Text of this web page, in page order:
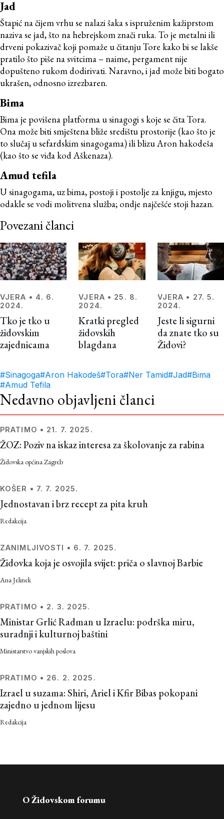
Jad
Štapić na čijem vrhu se nalazi šaka s ispruženim kažiprstom
naziva se jad, što na hebrejskom znači ruka. To je metalni ili
drveni pokazivač koji pomaže u čitanju Tore kako bi se lakše
pratilo što piše na svitcima – naime, pergament nije
dopušteno rukom dodirivati. Naravno, i jad može biti bogato
ukrašen, odnosno izrezbaren.
Bima
Bima je povišena platforma u sinagogi s koje se čita Tora.
Ona može biti smještena bliže središtu prostorije (kao što je
to slučaj u sefardskim sinagogama) ili blizu Aron hakodeša
(kao što se viđa kod Aškenaza).
Amud tefila
U sinagogama, uz bima, postoji i postolje za knjigu, mjesto
odakle se vodi molitvena služba; ondje najčešće stoji hazan.
Povezani članci
VJERA • 4. 6.
2024.
Tko je tko u
židovskim
zajednicama
VJERA • 25. 8.
2024.
Kratki pregled
židovskih
blagdana
VJERA • 27. 5.
2024.
Jeste li sigurni
da znate tko su
Židovi?
#Sinagoga#Aron Hakodeš#Tora#Ner Tamid#Jad#Bima
#Amud Tefila
Nedavno objavljeni članci
PRATIMO • 21. 7. 2025.
ŽOZ: Poziv na iskaz interesa za školovanje za rabina
Židovska općina Zagreb
KOŠER • 7. 7. 2025.
Jednostavan i brz recept za pita kruh
Redakcija
ZANIMLJIVOSTI • 6. 7. 2025.
Židovka koja je osvojila svijet: priča o slavnoj Barbie
Ana Jelinek
PRATIMO • 2. 3. 2025.
Ministar Grlić Radman u Izraelu: podrška miru,
suradnji i kulturnoj baštini
Ministarstvo vanjskih poslova
PRATIMO • 26. 2. 2025.
Izrael u suzama: Shiri, Ariel i Kfir Bibas pokopani
zajedno u jednom lijesu
Redakcija
O Židovskom forumu